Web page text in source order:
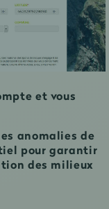
et vous
anomalies de
pour garantir
des milieux